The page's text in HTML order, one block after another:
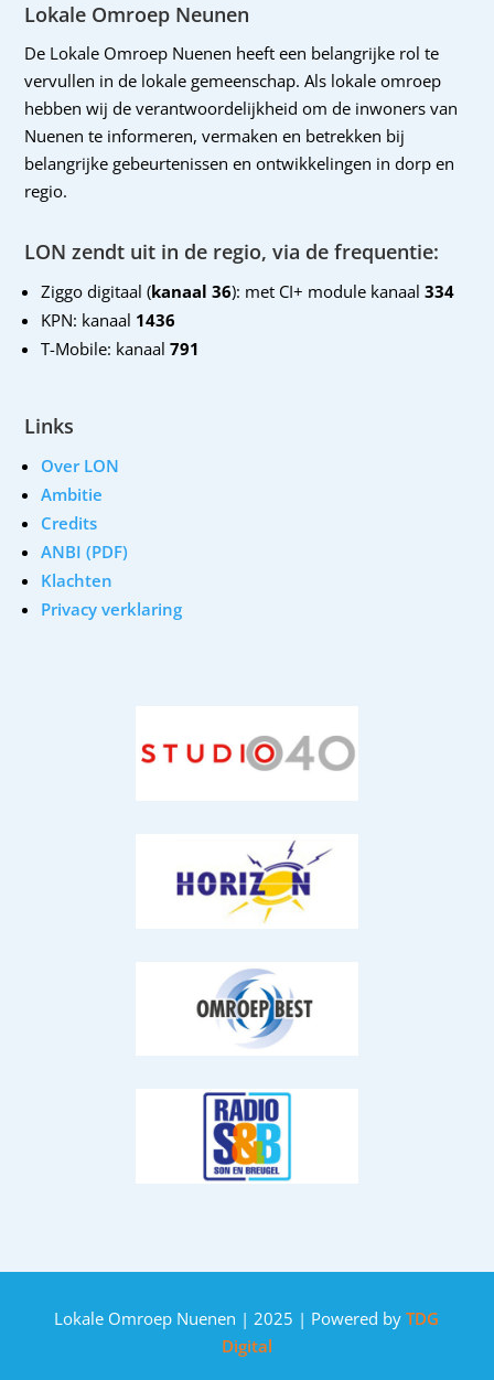
Lokale Omroep Neunen
De Lokale Omroep Nuenen heeft een belangrijke rol te
vervullen in de lokale gemeenschap. Als lokale omroep
hebben wij de verantwoordelijkheid om de inwoners van
Nuenen te informeren, vermaken en betrekken bij
belangrijke gebeurtenissen en ontwikkelingen in dorp en
regio.
LON zendt uit in de regio, via de frequentie:
Ziggo digitaal (kanaal 36): met CI+ module kanaal 334
KPN: kanaal 1436
T-Mobile: kanaal791
Links
Over LON
Ambitie
Credits
ANBI (PDF)
Klachten
Privacy verklaring
Lokale Omroep Nuenen | 2025 | Powered by TDG
Digital